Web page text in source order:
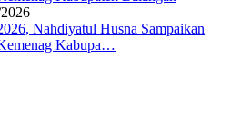
Nahdiyatul Husna Sampaikan
Kabupa…